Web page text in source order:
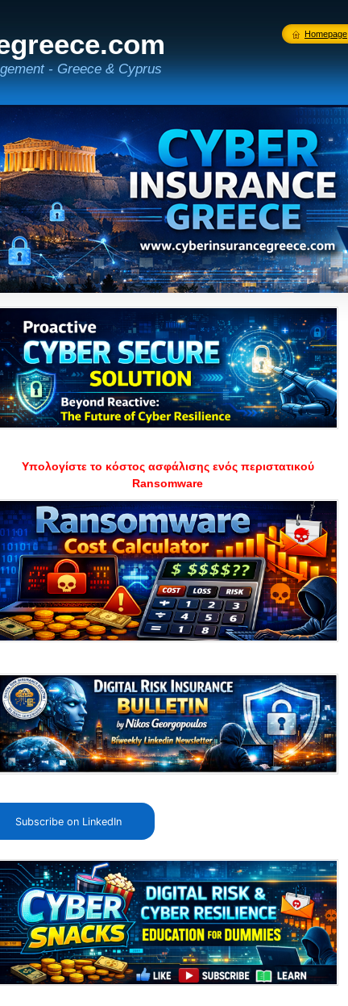
- Greece & Cyprus
Υπολογίστε το κόστος ασφάλισης ενός περιστατικού
Ransomware
Subscribe on LinkedIn
Homepage